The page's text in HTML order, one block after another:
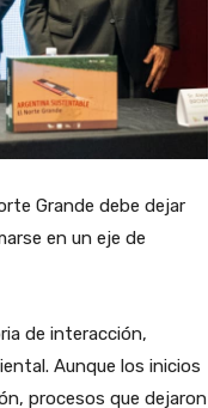
Grande debe dejar
en un eje de
de interacción,
Aunque los inicios
procesos que dejaron